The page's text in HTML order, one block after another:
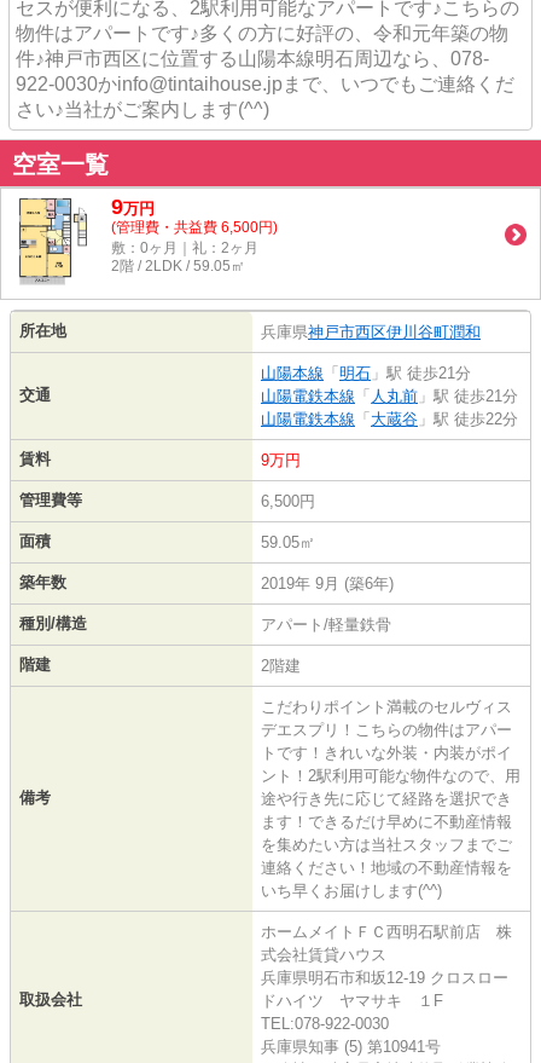
セスが便利になる、2駅利用可能なアパートです♪こちらの
物件はアパートです♪多くの方に好評の、令和元年築の物
件♪神戸市西区に位置する山陽本線明石周辺なら、078-
922-0030かinfo@tintaihouse.jpまで、いつでもご連絡くだ
さい♪当社がご案内します(^^)
空室一覧
9万円
(管理費・共益費 6,500円)
敷：0ヶ月｜礼：2ヶ月
2階 / 2LDK / 59.05㎡
所在地 兵庫県神戸市西区伊川谷町潤和
交通
山陽本線 「 明石 」駅 徒歩21分
山陽電鉄本線 「 人丸前 」駅 徒歩21分
山陽電鉄本線 「 大蔵谷 」駅 徒歩22分
賃料 9万円
管理費等 6,500円
面積 59.05㎡
築年数 2019年 9月 (築6年)
種別/構造 アパート/軽量鉄骨
階建 2階建
備考
こだわりポイント満載のセルヴィス
デエスプリ！こちらの物件はアパー
トです！きれいな外装・内装がポイ
ント！2駅利用可能な物件なので、用
途や行き先に応じて経路を選択でき
ます！できるだけ早めに不動産情報
を集めたい方は当社スタッフまでご
連絡ください！地域の不動産情報を
いち早くお届けします(^^)
取扱会社
ホームメイトＦＣ西明石駅前店 株
式会社賃貸ハウス
兵庫県明石市和坂12-19 クロスロー
ドハイツ ヤマサキ １F
TEL:078-922-0030
兵庫県知事 (5) 第10941号